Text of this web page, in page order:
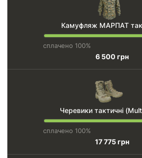
Камуфляж МАРПАТ
сплачено 100%
6 500 грн
Черевики тактичні
сплачено 100%
17 775 грн